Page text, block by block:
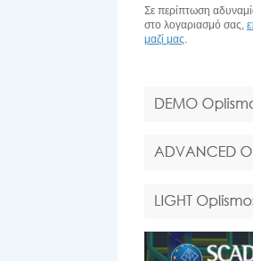
Σε περίπτωση
στο λογαριασμό σας,
μαζί μας.